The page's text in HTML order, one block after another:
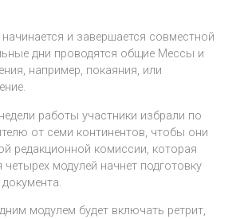
и завершается совместной
дни проводятся общие Мессы и
например, покаяния, или
работы участники избрали по
от семи континентов, чтобы они
редакционной комиссии, которая
модулей начнет подготовку
модулем будет включать ретрит,